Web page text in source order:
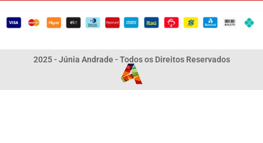
2025 - Júnia Andrade - Todos os Direitos Reservados